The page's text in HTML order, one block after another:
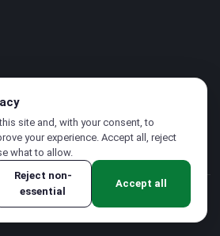
AG.版權所有
site and, with your consent, to
your experience. Accept all, reject
what to allow.
Reject non-
essential
Accept all